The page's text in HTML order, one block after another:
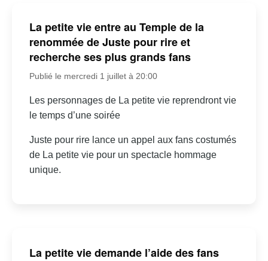
La petite vie entre au Temple de la
renommée de Juste pour rire et
recherche ses plus grands fans
Publié le mercredi 1 juillet à 20:00
Les personnages de La petite vie reprendront vie
le temps d’une soirée
Juste pour rire lance un appel aux fans costumés
de La petite vie pour un spectacle hommage
unique.
La petite vie demande l’aide des fans